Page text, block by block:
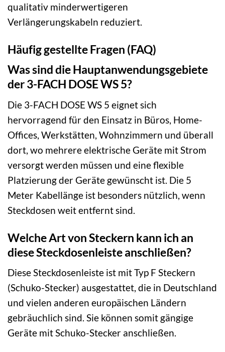
qualitativ minderwertigeren
Verlängerungskabeln reduziert.
Häufig gestellte Fragen (FAQ)
Was sind die Hauptanwendungsgebiete
der 3-FACH DOSE WS 5?
Die 3-FACH DOSE WS 5 eignet sich
hervorragend für den Einsatz in Büros, Home-
Offices, Werkstätten, Wohnzimmern und überall
dort, wo mehrere elektrische Geräte mit Strom
versorgt werden müssen und eine flexible
Platzierung der Geräte gewünscht ist. Die 5
Meter Kabellänge ist besonders nützlich, wenn
Steckdosen weit entfernt sind.
Welche Art von Steckern kann ich an
diese Steckdosenleiste anschließen?
Diese Steckdosenleiste ist mit Typ F Steckern
(Schuko-Stecker) ausgestattet, die in Deutschland
und vielen anderen europäischen Ländern
gebräuchlich sind. Sie können somit gängige
Geräte mit Schuko-Stecker anschließen.